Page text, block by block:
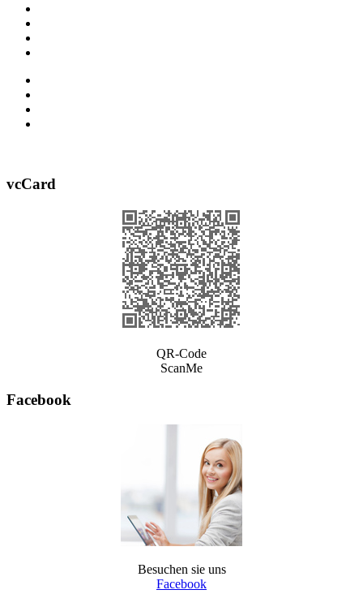
vcCard
QR-Code
ScanMe
Facebook
Besuchen sie uns
Facebook